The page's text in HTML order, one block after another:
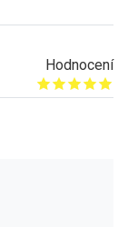
Hodnocení
it 1/5
Give it 2/5
Give it 3/5
Give it 4/5
Give it 5/5